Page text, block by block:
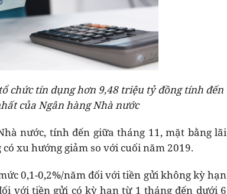
chức tín dụng hơn 9,48 triệu tỷ đồng tính đến
của Ngân hàng Nhà nước
nước, tính đến giữa tháng 11, mặt bằng lãi
xu hướng giảm so với cuối năm 2019.
0,1-0,2%/năm đối với tiền gửi không kỳ hạn
với tiền gửi có kỳ hạn từ 1 tháng đến dưới 6